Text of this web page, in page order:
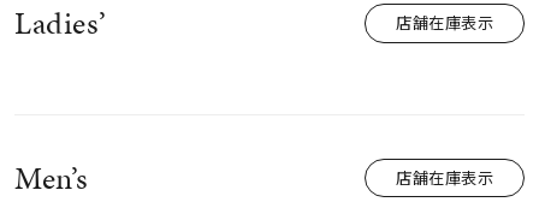
在庫 すべて表示
Ladies’ 店舗在庫表示
Men’s 店舗在庫表示